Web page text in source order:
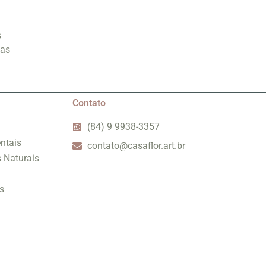
Naturais
Contato
(84) 9 9938-3357
contato@casaflor.art.br